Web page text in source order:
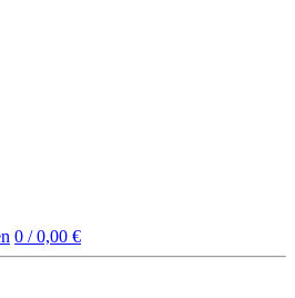
0 / 0,00 €